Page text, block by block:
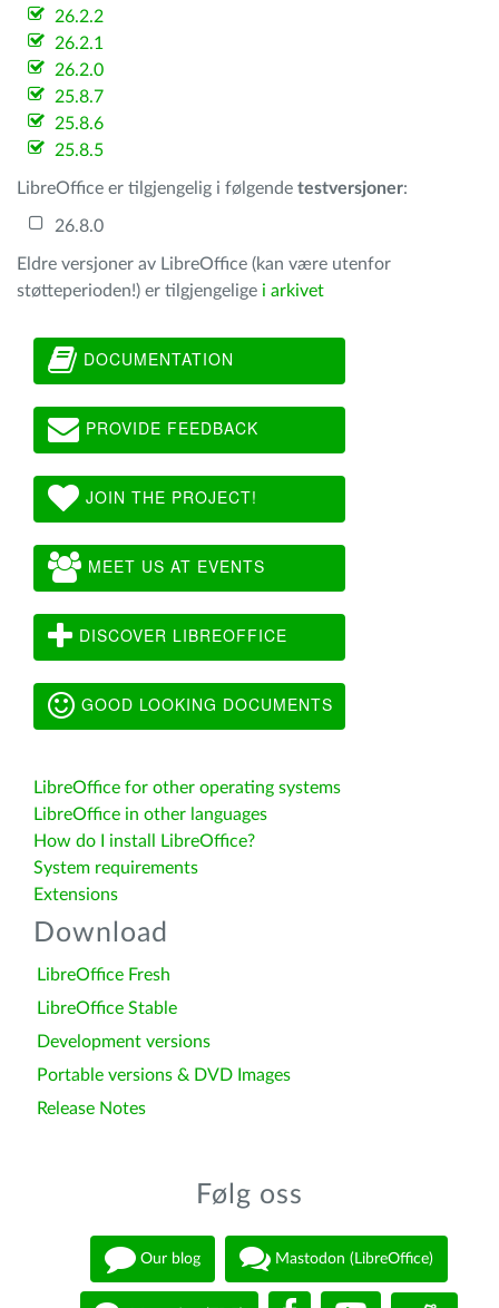
26.2.2
26.2.1
26.2.0
25.8.7
25.8.6
25.8.5
LibreOffice er tilgjengelig i følgende testversjoner:
26.8.0
Eldre versjoner av LibreOffice (kan være utenfor
støtteperioden!) er tilgjengelige i arkivet
DOCUMENTATION
PROVIDE FEEDBACK
JOIN THE PROJECT!
MEET US AT EVENTS
DISCOVER LIBREOFFICE
GOOD LOOKING DOCUMENTS
LibreOffice for other operating systems
LibreOffice in other languages
How do I install LibreOffice?
System requirements
Extensions
Download
LibreOffice Fresh
LibreOffice Stable
Development versions
Portable versions & DVD Images
Release Notes
Følg oss
Our blog Mastodon (LibreOffice)